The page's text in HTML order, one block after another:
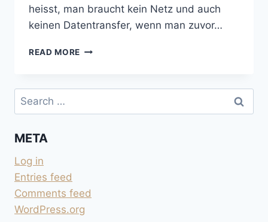
heisst, man braucht kein Netz und auch
keinen Datentransfer, wenn man zuvor…
READ MORE VON
ZU
Search
for:
META
Log in
Entries feed
Comments feed
WordPress.org